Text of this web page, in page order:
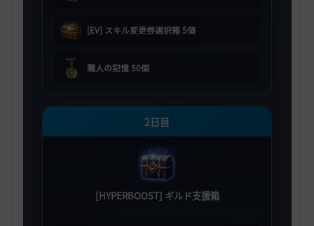
[EV] スキル変更券選択箱 5個
職人の記憶 50個
2日目
[HYPERBOOST] ギルド支援箱